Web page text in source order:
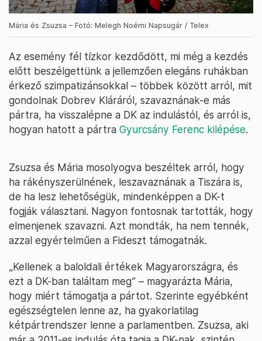
Mária és Zsuzsa – Fotó: Melegh Noémi Napsugár / Telex
Az esemény fél tízkor kezdődött, mi még a kezdés
előtt beszélgettünk a jellemzően elegáns ruhákban
érkező szimpatizánsokkal – többek között arról, mit
gondolnak Dobrev Kláráról, szavaznának-e más
pártra, ha visszalépne a DK az indulástól, és arról is,
hogyan hatott a pártra Gyurcsány Ferenc kilépése.
Zsuzsa és Mária mosolyogva beszéltek arról, hogy
ha rákényszerülnének, leszavaznának a Tiszára is,
de ha lesz lehetőségük, mindenképpen a DK-t
fogják választani. Nagyon fontosnak tartották, hogy
elmenjenek szavazni. Azt mondták, ha nem tennék,
azzal egyértelműen a Fideszt támogatnák.
„Kellenek a baloldali értékek Magyarországra, és
ezt a DK-ban találtam meg” – magyarázta Mária,
hogy miért támogatja a pártot. Szerinte egyébként
egészségtelen lenne az, ha gyakorlatilag
kétpártrendszer lenne a parlamentben. Zsuzsa, aki